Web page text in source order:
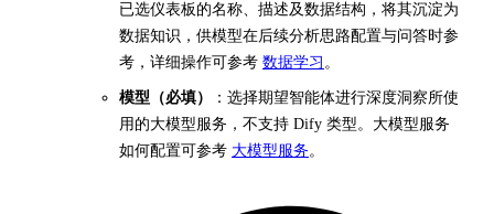
已选仪表板的名称、描述及数据结构，将其沉淀为
数据知识，供模型在后续分析思路配置与问答时参
考，详细操作可参考 数据学习 。
模型（必填）
：选择期望智能体进行深度洞察所使
用的大模型服务，不支持 Dify 类型。大模型服务
如何配置可参考 大模型服务。